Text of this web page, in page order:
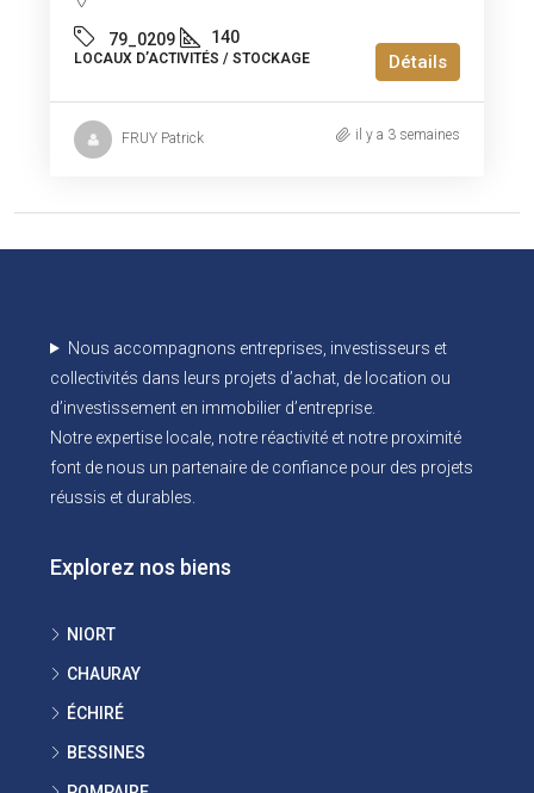
79_0209 140
LOCAUX D’ACTIVITÉS / STOCKAGE Détails
FRUY Patrick il y a 3 semaines
Nous accompagnons entreprises, investisseurs et
collectivités dans leurs projets d’achat, de location ou
d’investissement en immobilier d’entreprise.
Notre expertise locale, notre réactivité et notre proximité
font de nous un partenaire de confiance pour des projets
réussis et durables.
Explorez nos biens
NIORT
CHAURAY
ÉCHIRÉ
BESSINES